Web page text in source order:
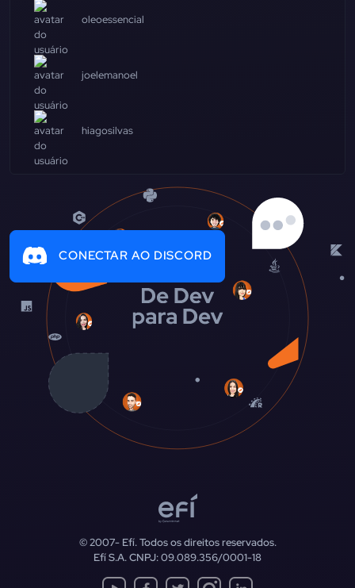
oleoessencial
joelemanoel
hiagosilvas
CONECTAR AO DISCORD
© 2007-Efí. Todos os direitos reservados.
Efí S.A. CNPJ: 09.089.356/0001-18